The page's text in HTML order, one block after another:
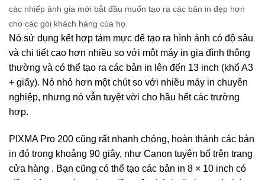
các nhiếp ảnh gia mới bắt đầu muốn tạo ra các bản in đẹp hơn
cho các gói khách hàng của họ.
Nó sử dụng kết hợp tám mực để tạo ra hình ảnh có độ sâu
và chi tiết cao hơn nhiều so với một máy in gia đình thông
thường và có thể tạo ra các bản in lên đến 13 inch (khổ A3
+ giấy). Nó nhỏ hơn một chút so với nhiều máy in chuyên
nghiệp, nhưng nó vẫn tuyệt vời cho hầu hết các trường
hợp.
PIXMA Pro 200 cũng rất nhanh chóng, hoàn thành các bản
in đó trong khoảng 90 giây, như Canon tuyên bố trên trang
cửa hàng . Bạn cũng có thể tạo các bản in 8 × 10 inch có